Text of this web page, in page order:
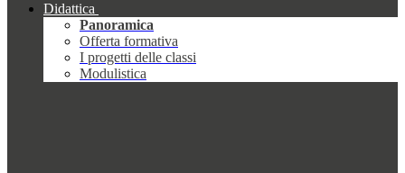
Didattica
Panoramica
Offerta formativa
I progetti delle classi
Modulistica